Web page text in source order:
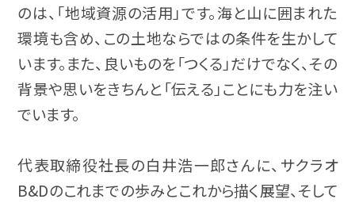
のは、「地域資源の活用」です。海と山に囲まれた
環境も含め、この土地ならではの条件を生かして
います。また、良いものを「つくる」だけでなく、その
背景や思いをきちんと「伝える」ことにも力を注い
でいます。
代表取締役社長の白井浩一郎さんに、サクラオ
B&Dのこれまでの歩みとこれから描く展望、そして